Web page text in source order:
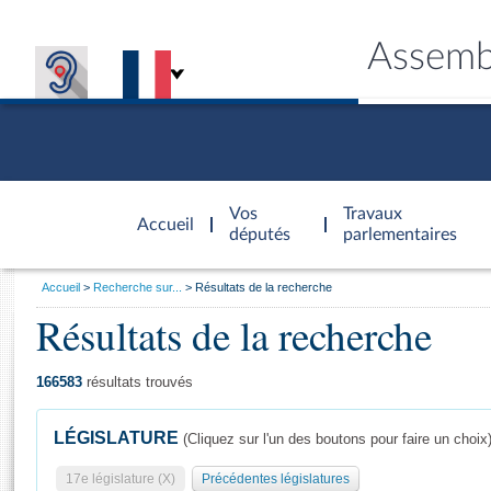
Accueil
d'accueil
Vos
députés
Travaux
parlementaires
Général
Vous
Accueil Recherche sur... Résultats de la recherche
Résultats de la recherche
166583 résultats trouvés
LÉGISLATURE (Cliquez sur l'un des boutons pour faire un choix)
17e législature (X) Précédentes législatures